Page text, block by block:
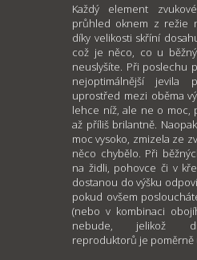
Každý element
průhled oknem z režie
díky velikosti skříní
což je něco, co u
neuslyšíte. Při poslechu
nejoptimálnější jevila
uprostřed mezi oběma
lehce níž, ale ne o moc,
až příliš brilantně.
moc vysoko, zmizela ze
něco chybělo. Při
na židli, pohovce či v
dostanou do výšku
pokud ovšem
(nebo v kombinaci
nebude, jelikož
reproduktorů je poměrně